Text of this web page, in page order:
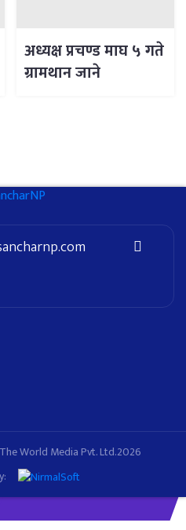
अध्यक्ष प्रचण्ड माघ ५ गते
ग्रामथान जाने
The World Media Pvt. Ltd.2026